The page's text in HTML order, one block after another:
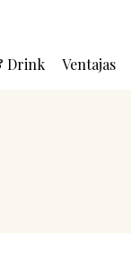
Drink Ventajas